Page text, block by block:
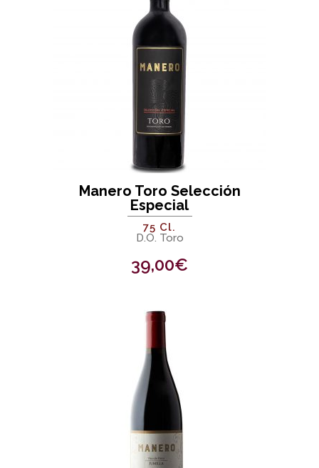
Manero Toro Selección
Especial
75 Cl.
D.O. Toro
39,00€